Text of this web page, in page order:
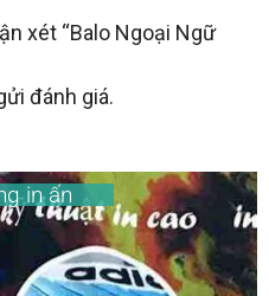
xét “Balo Ngoại Ngữ
đánh giá.
in ấn